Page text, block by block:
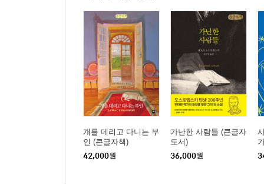
개를 데리고 다니는 부
인 (큰글자책)
42,000원
가난한 사람들 (큰글자
도서)
36,000원